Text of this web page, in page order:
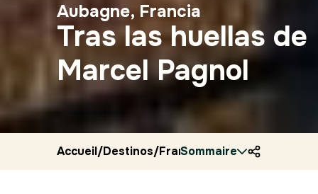
Aubagne, Francia
Tras las huellas de
Marcel Pagnol
Accueil/Destinos/Francia/Ryocity/Aubagne
Sommaire